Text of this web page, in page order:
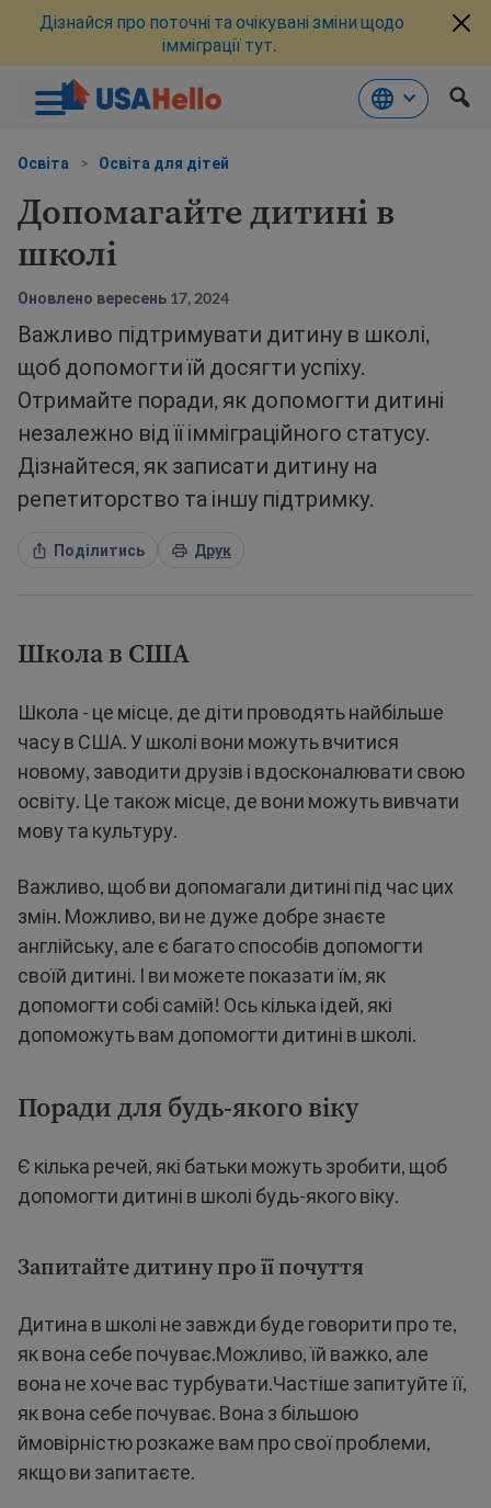
до
Дізнайся про поточні та очікувані зміни щодо
імміграції тут.
Освіта > Освіта для дітей
Допомагайте дитині в
школі
Оновлено вересень 17, 2024
Важливо підтримувати дитину в школі,
щоб допомогти їй досягти успіху.
Отримайте поради, як допомогти дитині
незалежно від її імміграційного статусу.
Дізнайтеся, як записати дитину на
репетиторство та іншу підтримку.
Поділитись Друк
Школа в США
Школа - це місце, де діти проводять найбільше
часу в США. У школі вони можуть вчитися
новому, заводити друзів і вдосконалювати свою
освіту. Це також місце, де вони можуть вивчати
мову та культуру.
Важливо, щоб ви допомагали дитині під час цих
змін. Можливо, ви не дуже добре знаєте
англійську, але є багато способів допомогти
своїй дитині. І ви можете показати їм, як
допомогти собі самій! Ось кілька ідей, які
допоможуть вам допомогти дитині в школі.
Поради для будь-якого віку
Є кілька речей, які батьки можуть зробити, щоб
допомогти дитині в школі будь-якого віку.
Запитайте дитину про її почуття
Дитина в школі не завжди буде говорити про те,
як вона себе почуває.Можливо, їй важко, але
вона не хоче вас турбувати.Частіше запитуйте її,
як вона себе почуває. Вона з більшою
ймовірністю розкаже вам про свої проблеми,
якщо ви запитаєте.